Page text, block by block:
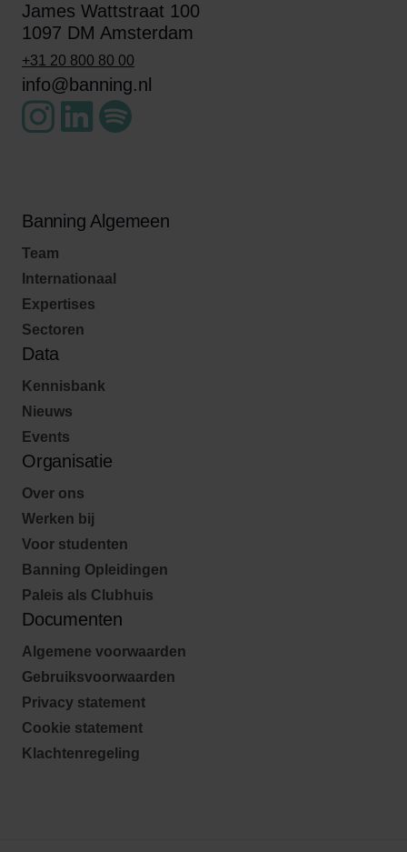
James Wattstraat 100
1097 DM Amsterdam
+31 20 800 80 00
info@banning.nl
Banning Algemeen
Team
Internationaal
Expertises
Sectoren
Data
Kennisbank
Nieuws
Events
Organisatie
Over ons
Werken bij
Voor studenten
Banning Opleidingen
Paleis als Clubhuis
Documenten
Algemene voorwaarden
Gebruiksvoorwaarden
Privacy statement
Cookie statement
Klachtenregeling